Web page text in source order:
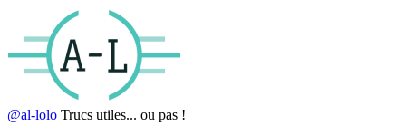
@al-lolo Trucs utiles... ou pas !